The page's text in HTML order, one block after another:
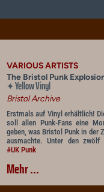
VARIOUS ARTISTS
The Bristol Punk
✦Yellow Vinyl
Bristol Archive
Erstmals auf Vinyl erhältlich!
soll allen Punk-Fans eine
geben, was Bristol Punk in der
ausmachte. Unter den
#UK Punk
Mehr ...